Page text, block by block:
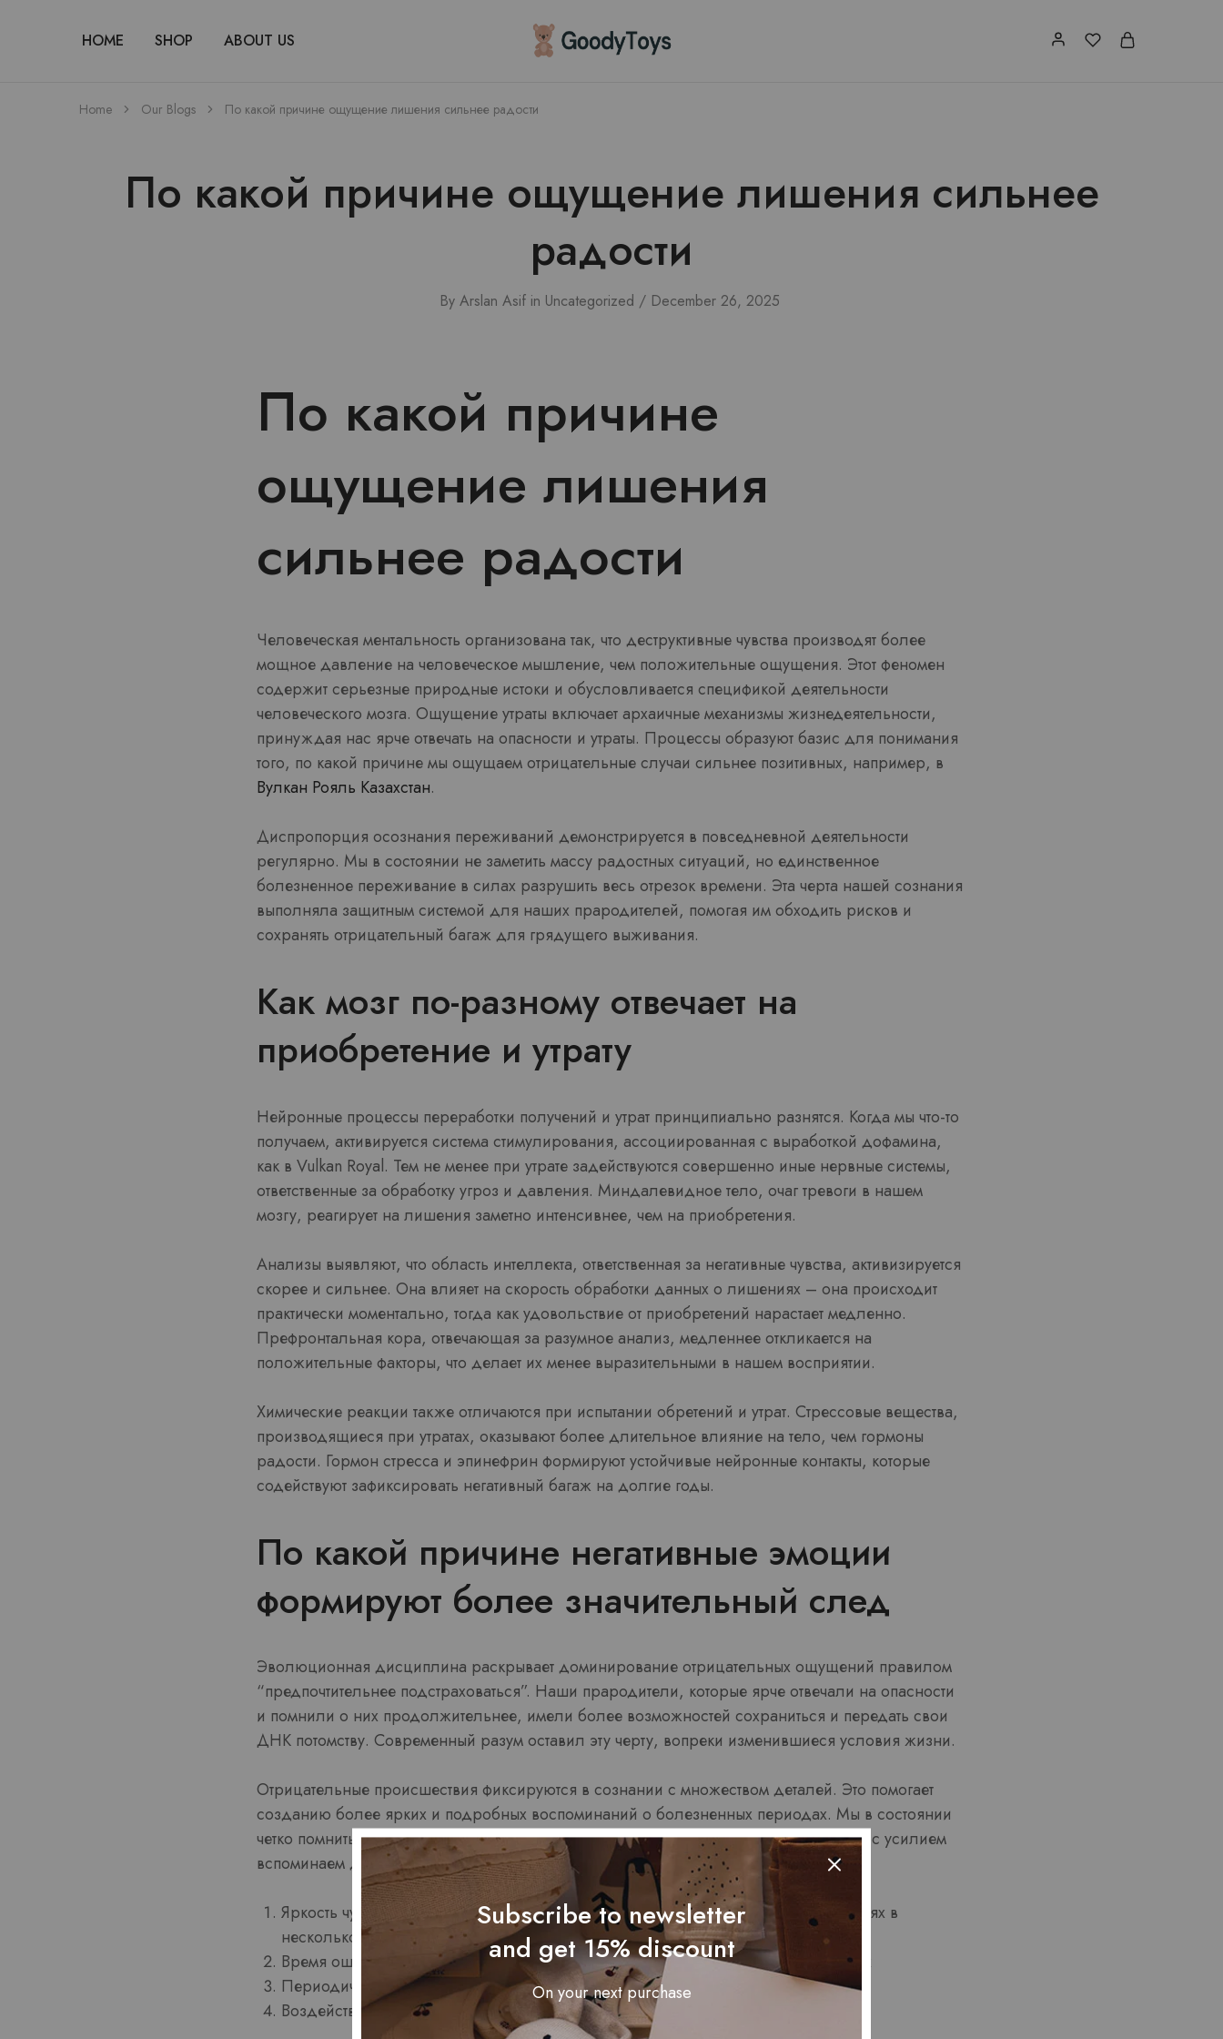
HOME SHOP ABOUT US Children
Toys
Home Our Blogs По какой причине ощущение лишения сильнее радости
По какой причине ощущение лишения сильнее
радости
By Arslan Asif in Uncategorized December 26, 2025
По какой причине
ощущение лишения
сильнее радости
Человеческая ментальность организована так, что деструктивные чувства производят более
мощное давление на человеческое мышление, чем положительные ощущения. Этот феномен
содержит серьезные природные истоки и обусловливается спецификой деятельности
человеческого мозга. Ощущение утраты включает архаичные механизмы жизнедеятельности,
принуждая нас ярче отвечать на опасности и утраты. Процессы образуют базис для понимания
того, по какой причине мы ощущаем отрицательные случаи сильнее позитивных, например, в
Вулкан Рояль Казахстан.
Диспропорция осознания переживаний демонстрируется в повседневной деятельности
регулярно. Мы в состоянии не заметить массу радостных ситуаций, но единственное
болезненное переживание в силах разрушить весь отрезок времени. Эта черта нашей сознания
выполняла защитным системой для наших прародителей, помогая им обходить рисков и
сохранять отрицательный багаж для грядущего выживания.
Как мозг по-разному отвечает на
приобретение и утрату
Нейронные процессы переработки получений и утрат принципиально разнятся. Когда мы что-то
получаем, активируется система стимулирования, ассоциированная с выработкой дофамина,
как в Vulkan Royal. Тем не менее при утрате задействуются совершенно иные нервные системы,
ответственные за обработку угроз и давления. Миндалевидное тело, очаг тревоги в нашем
мозгу, реагирует на лишения заметно интенсивнее, чем на приобретения.
Анализы выявляют, что область интеллекта, ответственная за негативные чувства, активизируется
скорее и сильнее. Она влияет на скорость обработки данных о лишениях – она происходит
практически моментально, тогда как удовольствие от приобретений нарастает медленно.
Префронтальная кора, отвечающая за разумное анализ, медленнее откликается на
положительные факторы, что делает их менее выразительными в нашем восприятии.
Химические реакции также отличаются при испытании обретений и утрат. Стрессовые вещества,
производящиеся при утратах, оказывают более длительное влияние на тело, чем гормоны
радости. Гормон стресса и эпинефрин формируют устойчивые нейронные контакты, которые
содействуют зафиксировать негативный багаж на долгие годы.
По какой причине негативные эмоции
формируют более значительный след
Эволюционная дисциплина раскрывает доминирование отрицательных ощущений правилом
“предпочтительнее подстраховаться”. Наши прародители, которые ярче отвечали на опасности
и помнили о них продолжительнее, имели более возможностей сохраниться и передать свои
ДНК потомству. Современный разум оставил эту черту, вопреки изменившиеся условия жизни.
Отрицательные происшествия фиксируются в сознании с множеством деталей. Это помогает
созданию более ярких и подробных воспоминаний о болезненных периодах. Мы в состоянии
четко помнить условия травматичного события, имевшего место много лет назад, но с усилием
вспоминаем детали счастливых переживаний того же времени в Казино Вулкан.
Яркость чувственной отклика при потерях превышает аналогичную при получениях в
несколько раз
Время ощущения деструктивных состояний значительно дольше конструктивных
Периодичность повторения плохих воспоминаний больше хороших
Воздействие на выбор выводов у деструктивного практики интенсивнее
Subscribe to newsletter
and get 15% discount
On your next purchase